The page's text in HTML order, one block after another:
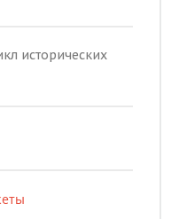
исторических